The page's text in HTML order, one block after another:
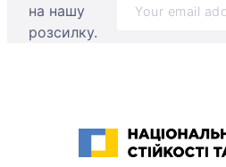
на нашу
розсилку.
Національна платформа стійкості та згуртованості